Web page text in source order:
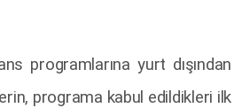
programlarına yurt dışından
programa kabul edildikleri ilk